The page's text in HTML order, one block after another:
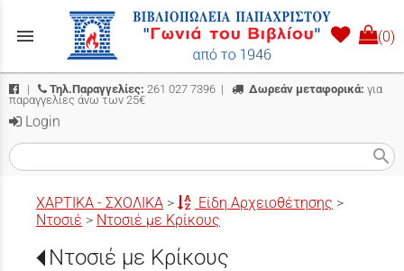
menu (0)
| Τηλ.Παραγγελίες: 261 027 7396 | Δωρεάν μεταφορικά: για
παραγγελίες άνω των 25€
Login
search
ΧΑΡΤΙΚΑ - ΣΧΟΛΙΚΑ > Είδη Αρχειοθέτησης >
Ντοσιέ > Ντοσιέ με Κρίκους
Ντοσιέ με Κρίκους